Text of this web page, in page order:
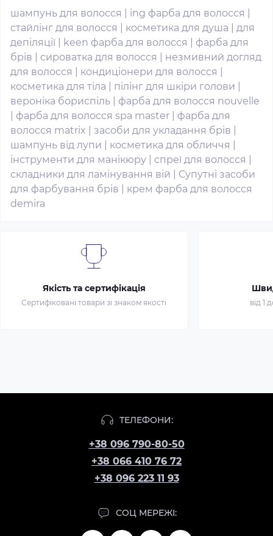
шампунь для волосся ing фарба для волосся
стайлінг для волосся
косметика для душа
для
депіляції
keen фарба для волосся
фарба для
брів
сироватка для волосся
незмивний догляд
для волосся
кондиціонери для волосся
косметика для тіла
пілінг для шкіри голови
вероніка бориспіль
фарба для волосся nouvelle
фарба для волосся spa master
фарба для
волосся matrix
засоби для укладання брів
шампунь від лупи
косметика для обличчя
інструменти для манікюру
спреї для волосся
складники для ламінування вій
Супутні засоби
для фарбування брів
крем фарба для волосся
demira
Якість та сертифікація
Сертифіковані товари зі знаком якості від 1
ТЕЛЕФОНИ:
+38 096 790-80-50
+38 066 410 76 72
+38 096 223 11 93
СОЦ МЕРЕЖІ: